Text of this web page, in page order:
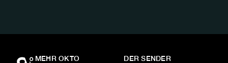
MEHR OKTO DER SENDER